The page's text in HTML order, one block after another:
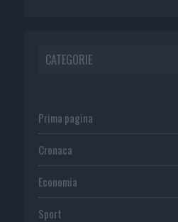
CATEGORIE
Prima pagina
Cronaca
Economia
Sport